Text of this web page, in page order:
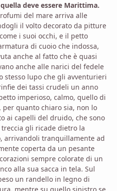
deve essere Marittima.
del mare arriva alle
il volto decorato da pitture
i suoi occhi, e il petto
di cuoio che indossa,
anche al fatto che è quasi
anche alle narici del fedele
stesso lupo che gli avventurieri
dei tassi crudeli un anno
imperioso, calmo, quello di
quanto chiaro sia, non lo
ai capelli del druido, che sono
gli ricade dietro la
arrivandoli tranquillamente ad
coperta da un pesante
sempre colorate di un
alla sua sacca in tela. Sul
un randello in legno di